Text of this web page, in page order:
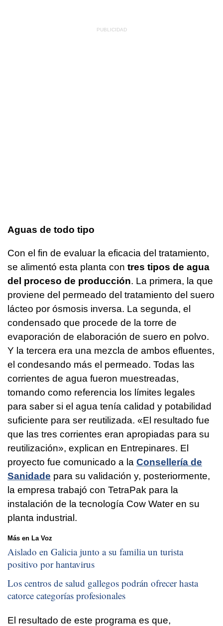
Aguas de todo tipo
Con el fin de evaluar la eficacia del tratamiento,
se alimentó esta planta con tres tipos de agua
del proceso de producción. La primera, la que
proviene del permeado del tratamiento del suero
lácteo por ósmosis inversa. La segunda, el
condensado que procede de la torre de
evaporación de elaboración de suero en polvo.
Y la tercera era una mezcla de ambos efluentes,
el condesando más el permeado. Todas las
corrientes de agua fueron muestreadas,
tomando como referencia los límites legales
para saber si el agua tenía calidad y potabilidad
suficiente para ser reutilizada. «El resultado fue
que las tres corrientes eran apropiadas para su
reutilización», explican en Entrepinares. El
proyecto fue comunicado a la Consellería de
Sanidade para su validación y, posteriormente,
la empresa trabajó con TetraPak para la
instalación de la tecnología Cow Water en su
planta industrial.
Más en La Voz
Aislado en Galicia junto a su familia un turista
positivo por hantavirus
Los centros de salud gallegos podrán ofrecer hasta
catorce categorías profesionales
El resultado de este programa es que,